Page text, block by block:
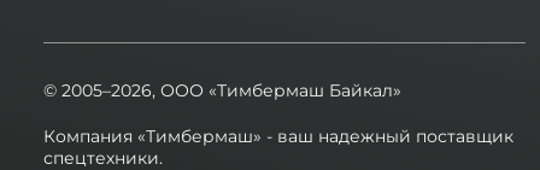
© 2005–2026, ООО «Тимбермаш Байкал»
Компания «Тимбермаш» - ваш надежный поставщик
спецтехники.